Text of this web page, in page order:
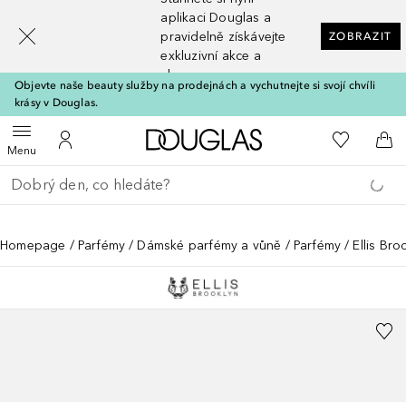
aplikaci Douglas a
pravidelně získávejte
exkluzivní akce a
slevy
ZOBRAZIT
Objevte naše beauty služby na prodejnách a vychutnejte si svojí chvíli
krásy v Douglas.
MenuOtevřít menuK mému účtu
Domů K mému
Do
Vraťte se
Proveďte vyhledávání
Homepage Parfémy Dámské parfémy a vůně Parfémy Ellis
[navigation.slideout.screenreader]